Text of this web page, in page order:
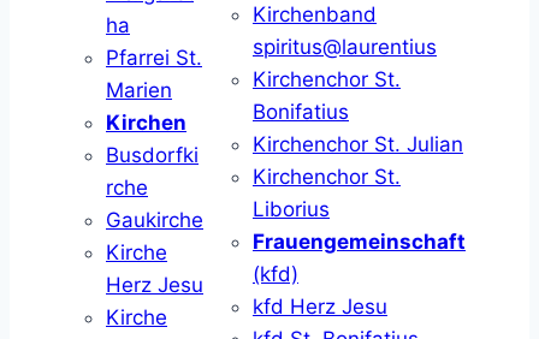
ha
Pfarrei St.
Marien
Kirchen
Busdorfki
rche
Gaukirche
Kirche
Herz Jesu
Kirche
Kirchenband
spiritus@laurentius
Kirchenchor St.
Bonifatius
Kirchenchor St. Julian
Kirchenchor St.
Liborius
Frauengemeinschaft
(kfd)
kfd Herz Jesu